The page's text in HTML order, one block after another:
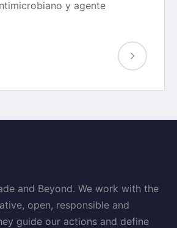
y agente
and Beyond. We work with the
open, responsible and
guide our actions and define